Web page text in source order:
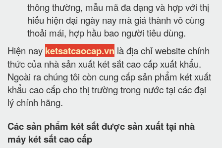
thông thường, mẫu mã đa dạng và hợp với thị
hiếu hiện đại ngày nay mà giá thành vô cùng
thoải mái, hợp hầu bao người tiêu dùng.
Hiện nay ketsatcaocap.vn là địa chỉ website chính
thức của nhà sản xuất két sắt cao cấp xuất khẩu.
Ngoài ra chúng tôi còn cung cấp sản phẩm két xuất
khẩu cao cấp cho thị trường trong nước tại các đại
lý chính hãng.
Các sản phẩm két sắt được sản xuất tại nhà
máy két sắt cao cấp